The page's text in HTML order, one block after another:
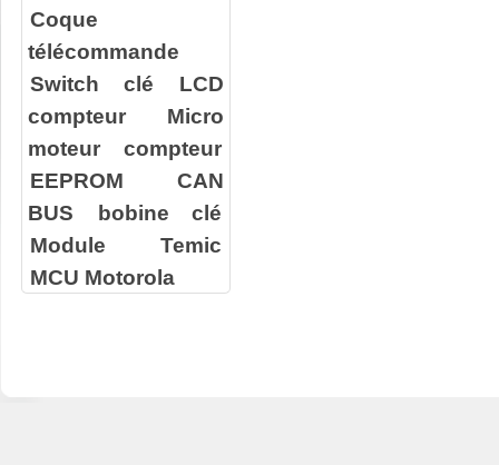
Coque
télécommande
Switch clé
LCD
compteur
Micro
moteur compteur
EEPROM
CAN
BUS
bobine clé
Module Temic
MCU Motorola